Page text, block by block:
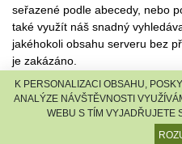
seřazené podle abecedy, nebo
také využít náš snadný
jakéhokoli obsahu serveru bez
je zakázáno.
© 2026 AtlasRostlin.cz |
DIGNITY, s.r.o.
K PERSONALIZACI OBSAHU,
ANALÝZE NÁVŠTĚVNOSTI
WEBU S TÍM VYJADŘUJETE